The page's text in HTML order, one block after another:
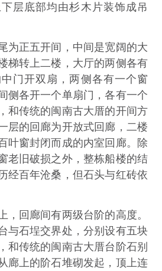
层底部均由杉木片装饰成吊
正五开间，中间是宽阔的大
梯转上二楼，大厅的两侧各有
门开双扇，两侧各有一个窗
侧各开一个单扇门，各有一个
和传统的闽南古大厝的开间方
层的回廊为开放式回廊，二楼
叶窗封闭而成的内室回廊。除
老旧破损之外，整栋船楼的结
经百年沧桑，但石头与红砖依
回廊间有两级台阶的高度。
与石埕交界处，分别设有五块
和传统的闽南古大厝台阶石别
廊上的阶石堆砌发起，顶上连